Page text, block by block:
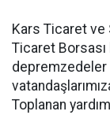
Kars Ticaret ve
Ticaret Borsası
depremzedeler
Toplanan